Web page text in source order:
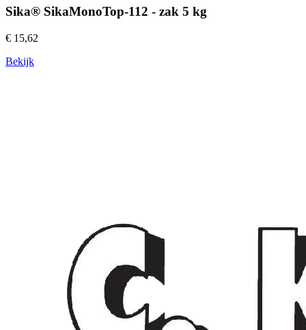
Sika® SikaMonoTop-112 - zak 5 kg
€ 15,62
Bekijk